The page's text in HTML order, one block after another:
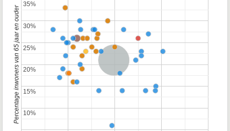
10%
10%
15%
15%
20%
20%
25%
25%
30%
30%
35%
35%
Percentage inwoners van 65 jaar en ouder